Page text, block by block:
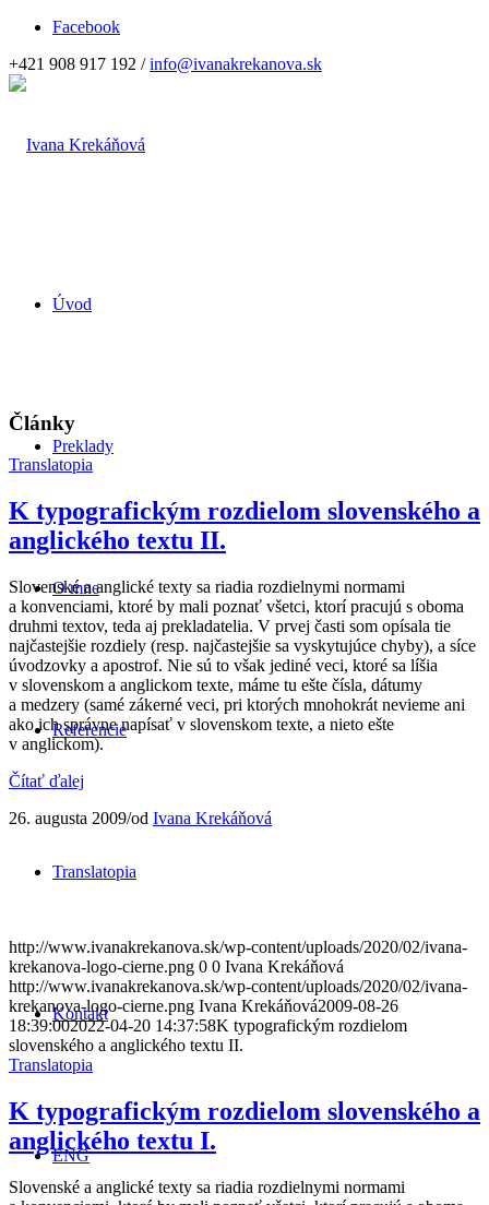
Facebook
+421 908 917 192 /info@ivanakrekanova.sk
Úvod
Preklady
O mne
Referencie
Translatopia
Kontakt
ENG
Články
Translatopia
K typografickým rozdielom slovenského a
anglického textu II.
Slovenské a anglické texty sa riadia rozdielnymi normami
a konvenciami, ktoré by mali poznať všetci, ktorí pracujú s oboma
druhmi textov, teda aj prekladatelia. V prvej časti som opísala tie
najčastejšie rozdiely (resp. najčastejšie sa vyskytujúce chyby), a síce
úvodzovky a apostrof. Nie sú to však jediné veci, ktoré sa líšia
v slovenskom a anglickom texte, máme tu ešte čísla, dátumy
a medzery (samé zákerné veci, pri ktorých mnohokrát nevieme ani
ako ich správne napísať v slovenskom texte, a nieto ešte
v anglickom).
Čítať ďalej
26. augusta 2009/od Ivana Krekáňová
http://www.ivanakrekanova.sk/wp-content/uploads/2020/02/ivana-
krekanova-logo-cierne.png 0 0 Ivana Krekáňová
http://www.ivanakrekanova.sk/wp-content/uploads/2020/02/ivana-
krekanova-logo-cierne.png Ivana Krekáňová2009-08-26
18:39:002022-04-20 14:37:58K typografickým rozdielom
slovenského a anglického textu II.
Translatopia
K typografickým rozdielom slovenského a
anglického textu I.
Slovenské a anglické texty sa riadia rozdielnymi normami